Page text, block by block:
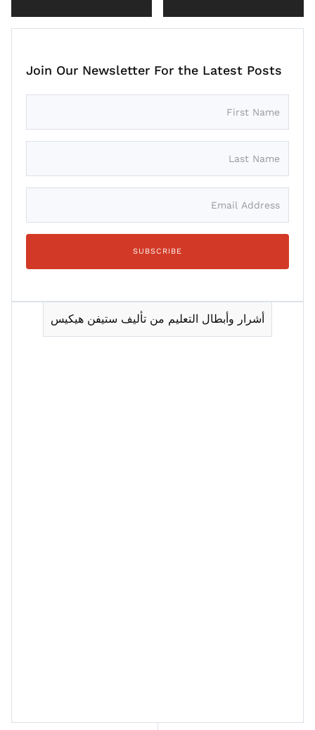
Join Our Newsletter For the Latest Posts
أشرار وأبطال التعليم من تأليف ستيفن هيكيس